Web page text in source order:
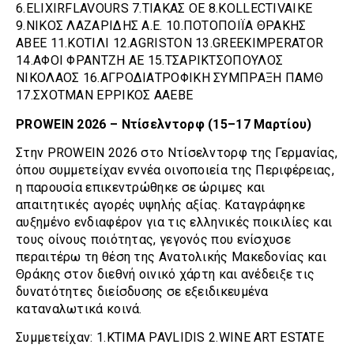
6.ELIXIRFLAVOURS 7.ΤΙΑΚΑΣ ΟΕ 8.KOLLECTIVAIKE
9.ΝΙΚΟΣ ΛΑΖΑΡΙΔΗΣ Α.Ε. 10.ΠΟΤΟΠΟΙΪΑ ΘΡΑΚΗΣ
ΑΒΕΕ 11.ΚΟΤΙΛΙ 12.AGRISTON 13.GREEKIMPERATOR
14.ΑΦΟΙ ΦΡΑΝΤΖΗ ΑΕ 15.ΤΣΑΡΙΚΤΣΟΠΟΥΛΟΣ
ΝΙΚΟΛΑΟΣ 16.ΑΓΡΟΔΙΑΤΡΟΦΙΚΗ ΣΥΜΠΡΑΞΗ ΠΑΜΘ
17.ΣΧΟΤΜΑΝ ΕΡΡΙΚΟΣ ΑΑΕΒΕ
PROWEIN 2026 – Ντίσελντορφ (15–17 Μαρτίου)
Στην PROWEIN 2026 στο Ντίσελντορφ της Γερμανίας,
όπου συμμετείχαν εννέα οινοποιεία της Περιφέρειας,
η παρουσία επικεντρώθηκε σε ώριμες και
απαιτητικές αγορές υψηλής αξίας. Καταγράφηκε
αυξημένο ενδιαφέρον για τις ελληνικές ποικιλίες και
τους οίνους ποιότητας, γεγονός που ενίσχυσε
περαιτέρω τη θέση της Ανατολικής Μακεδονίας και
Θράκης στον διεθνή οινικό χάρτη και ανέδειξε τις
δυνατότητες διείσδυσης σε εξειδικευμένα
καταναλωτικά κοινά.
Συμμετείχαν: 1.KTIMA PAVLIDIS 2.WINE ART ESTATE